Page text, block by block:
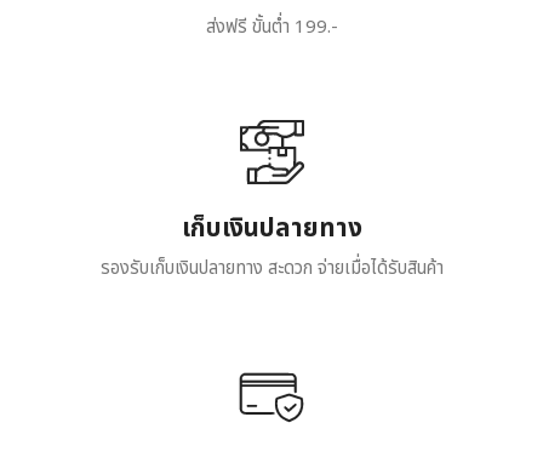
ส่งฟรี ขั้นต่ำ 199.-
เก็บเงินปลายทาง
รองรับเก็บเงินปลายทาง สะดวก จ่ายเมื่อได้รับสินค้า